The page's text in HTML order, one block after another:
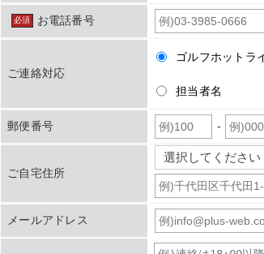
必須 お電話番号
ご連絡対応
ゴルフホットラ
担当者名
郵便番号 -
ご自宅住所
メールアドレス